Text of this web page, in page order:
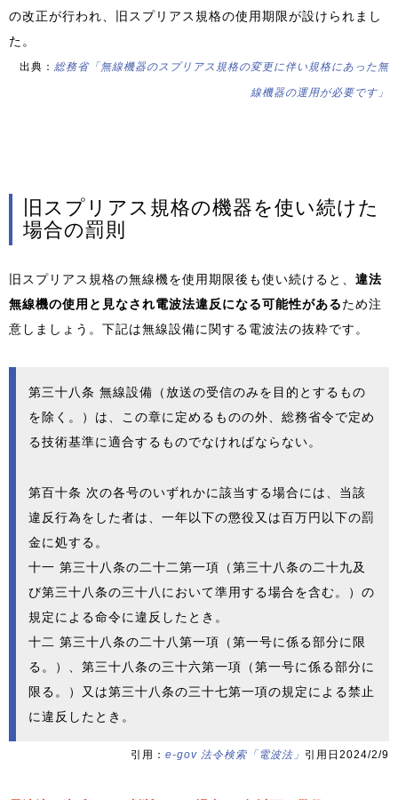
の改正が行われ、旧スプリアス規格の使用期限が設けられまし
た。
出典： 総務省「無線機器のスプリアス規格の変更に伴い規格にあった無
線機器の運用が必要です」
旧スプリアス規格の機器を使い続けた
場合の罰則
旧スプリアス規格の無線機を使用期限後も使い続けると、 違法
無線機の使用と見なされ電波法違反になる可能性があるため注
意しましょう。下記は無線設備に関する電波法の抜粋です。
第三十八条 無線設備（放送の受信のみを目的とするもの
を除く。）は、この章に定めるものの外、総務省令で定め
る技術基準に適合するものでなければならない。
第百十条 次の各号のいずれかに該当する場合には、当該
違反行為をした者は、一年以下の懲役又は百万円以下の罰
金に処する。
十一 第三十八条の二十二第一項（第三十八条の二十九及
び第三十八条の三十八において準用する場合を含む。）の
規定による命令に違反したとき。
十二 第三十八条の二十八第一項（第一号に係る部分に限
る。）、第三十八条の三十六第一項（第一号に係る部分に
限る。）又は第三十八条の三十七第一項の規定による禁止
に違反したとき。
引用： e-gov 法令検索「電波法」 引用日2024/2/9